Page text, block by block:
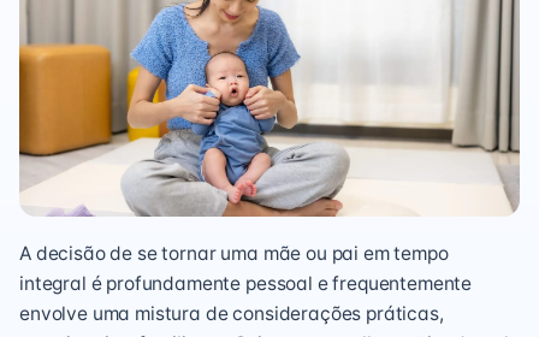
A decisão de se tornar uma mãe ou pai em tempo
integral é profundamente pessoal e frequentemente
envolve uma mistura de considerações práticas,